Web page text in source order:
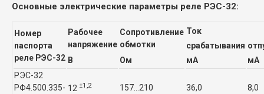
Основные электрические параметры реле РЭС-32:
Номер
паспорта
реле РЭС-32
Рабочее
напряжение
Сопротивление
обмотки
Ток
срабатывания
В
Ом мА
мА
РЭС-32
РФ4.500.335- 12 ±1,2 157…210 36,0 8,0